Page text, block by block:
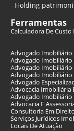
- Holding
Ferramentas
Calculadora De Custo
Advogado Imobiliário
Advogado Imobiliário
Advogado Imobiliário
Advogado Imobiliário
Advogado
Advocacia Imobiliária
Advogado Imobiliário
Advocacia E
Consultoria Em
Serviços Jurídicos
Locais De Atuação